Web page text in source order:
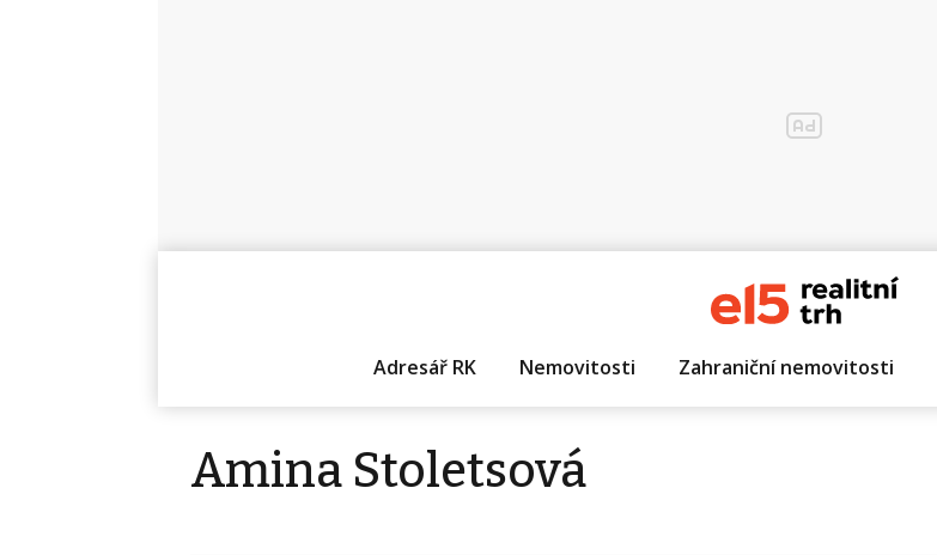
Adresář RK Nemovitosti Zahraniční nemovitosti
Amina Stoletsová